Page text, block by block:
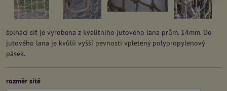
šplhací síť je vyrobena z kvalitního jutového lana prům. 14mm. Do
jutového lana je kvůlíi vyšší pevnosti vpletený polypropylenový
pásek.
rozměr sítě